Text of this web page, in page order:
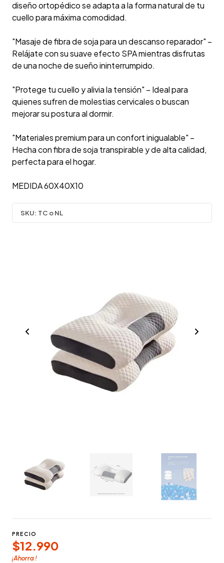
diseño ortopédico se adapta a la forma natural de tu
cuello para máxima comodidad.
"Masaje de fibra de soja para un descanso reparador" –
Relájate con su suave efecto SPA mientras disfrutas
de una noche de sueño ininterrumpido.
"Protege tu cuello y alivia la tensión" – Ideal para
quienes sufren de molestias cervicales o buscan
mejorar su postura al dormir.
"Materiales premium para un confort inigualable" –
Hecha con fibra de soja transpirable y de alta calidad,
perfecta para el hogar.
MEDIDA 60X40X10
SKU: TC o NL
PRECIO
$12.990
¡Ahorra!